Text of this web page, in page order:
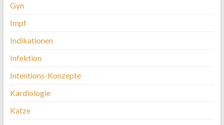
Gyn
Impf
Indikationen
Infektion
Intentions-Konzepte
Kardiologie
Katze